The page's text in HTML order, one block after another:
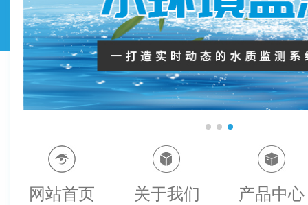
网站首页 关于我们 产品中心